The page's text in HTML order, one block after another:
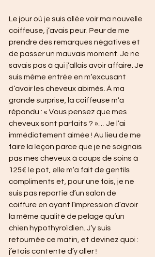
Le jour où je suis allée voir ma nouvelle
coiffeuse, j’avais peur. Peur de me
prendre des remarques négatives et
de passer un mauvais moment. Je ne
savais pas à qui j’allais avoir affaire. Je
suis même entrée en m’excusant
d’avoir les cheveux abimés. À ma
grande surprise, la coiffeuse m’a
répondu : « Vous pensez que mes
cheveux sont parfaits ? »… Je l’ai
immédiatement aimée ! Au lieu de me
faire la leçon parce que je ne soignais
pas mes cheveux à coups de soins à
125€ le pot, elle m’a fait de gentils
compliments et, pour une fois, je ne
suis pas repartie d’un salon de
coiffure en ayant l’impression d’avoir
la même qualité de pelage qu’un
chien hypothyroïdien. J’y suis
retournée ce matin, et devinez quoi :
j’étais contente d’y aller !